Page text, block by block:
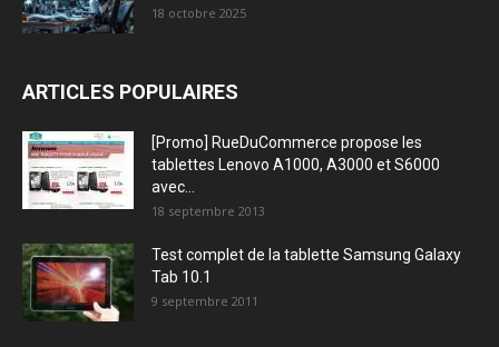
18 octobre 2025
ARTICLES POPULAIRES
[Promo] RueDuCommerce propose les
tablettes Lenovo A1000, A3000 et S6000
avec...
18 septembre 2013
Test complet de la tablette Samsung Galaxy
Tab 10.1
9 septembre 2011